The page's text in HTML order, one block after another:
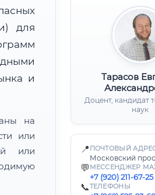
Тарасов
Доцент, кандидат
наук
📍 ПОЧТОВЫЙ
Московский
💬 МЕССЕНДЖЕР
+7 (920) 211-67-25
📞ТЕЛЕФОНЫ
для
и
на
или
или